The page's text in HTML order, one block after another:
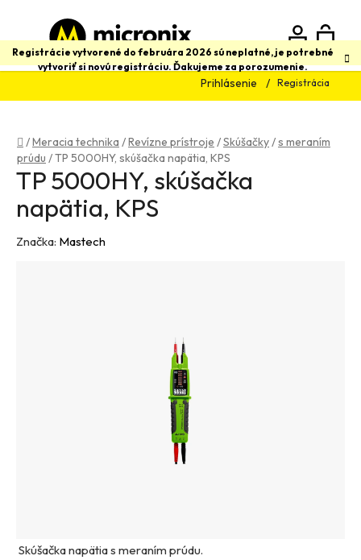
obsah
Registrácie vytvorené do februára 2026 sú neplatné, je potrebné
vytvoriť si novú registráciu. Ďakujeme za porozumenie.
Prihlásenie Registrácia
Hľadať
Domov
/Meracia technika /Revízne prístroje /Skúšačky/s meraním
prúdu /TP 5000HY, skúšačka napätia, KPS
Skúšačka napätia s meraním prúdu.
TP 5000HY, skúšačka
napätia, KPS
Značka: Mastech